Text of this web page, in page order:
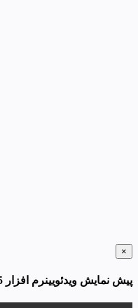
×
پیش نمایش ویدئویینرم افزار Studio 5000 v35